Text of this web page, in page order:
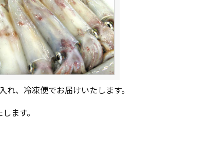
、冷凍便でお届けいたします。
ます。